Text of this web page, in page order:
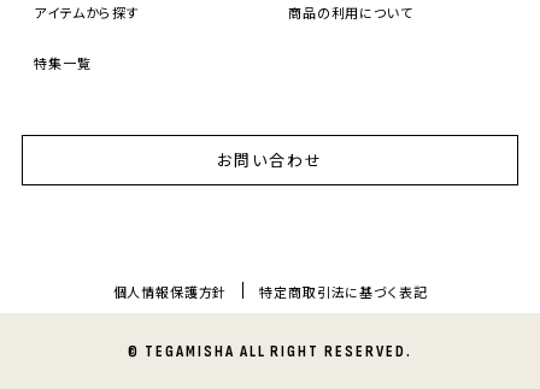
アイテムから探す
特集一覧
商品の利用について
お問い合わせ
個人情報保護方針 特定商取引法に基づく表記
© TEGAMISHA ALL RIGHT RESERVED.